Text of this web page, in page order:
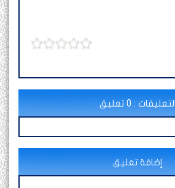
التعليقات : 0 تعليق
إضافة تعليق